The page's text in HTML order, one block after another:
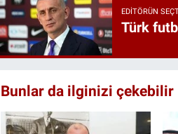
EDITÖRÜN
Türk
Bunlar da ilginizi çekebilir